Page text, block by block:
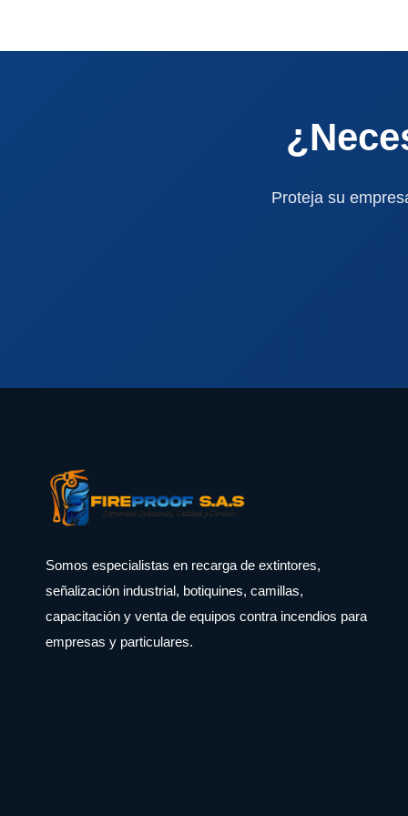
Proteja su
Somos especialistas en recarga de extintores,
señalización industrial, botiquines, camillas,
capacitación y venta de equipos contra incendios para
empresas y particulares.